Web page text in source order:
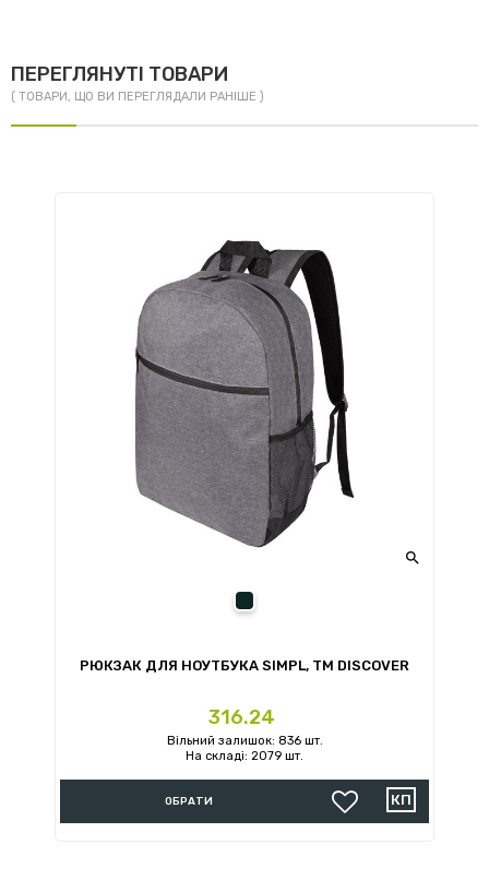
ПЕРЕГЛЯНУТІ ТОВАРИ
( ТОВАРИ, ЩО ВИ ПЕРЕГЛЯДАЛИ РАНІШЕ )

РЮКЗАК ДЛЯ НОУТБУКА SIMPL, ТМ DISCOVER
Ціна
316.24
Вільний залишок: 836 шт.
На складі: 2079 шт.
ОБРАТИ